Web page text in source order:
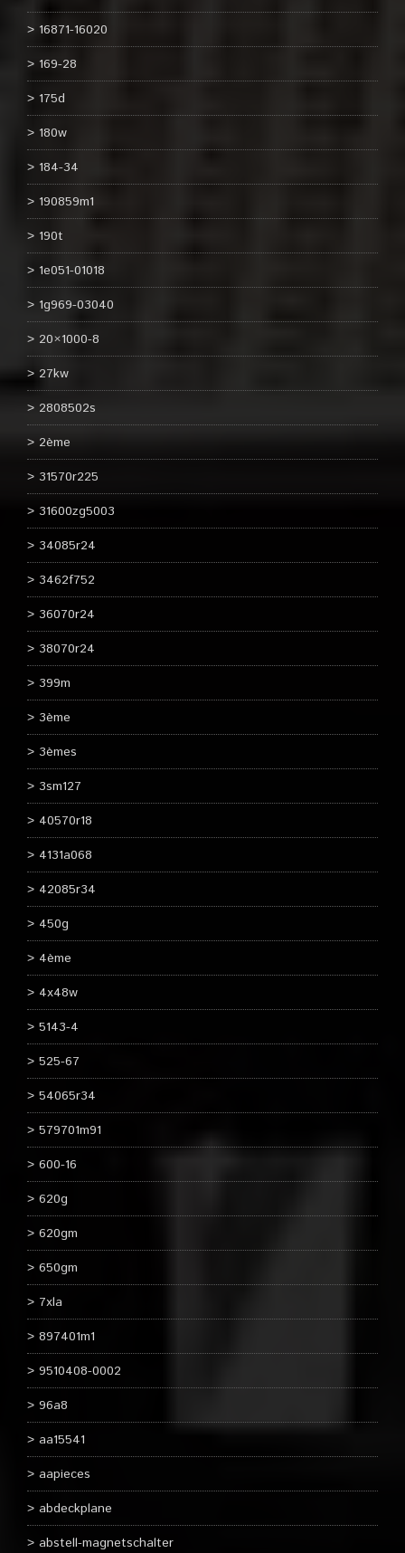
16871-16020
169-28
175d
180w
184-34
190859m1
190t
1e051-01018
1g969-03040
20×1000-8
27kw
2808502s
2ème
31570r225
31600zg5003
34085r24
3462f752
36070r24
38070r24
399m
3ème
3èmes
3sm127
40570r18
4131a068
42085r34
450g
4ème
4x48w
5143-4
525-67
54065r34
579701m91
600-16
620g
620gm
650gm
7xla
897401m1
9510408-0002
96a8
aa15541
aapieces
abdeckplane
abstell-magnetschalter